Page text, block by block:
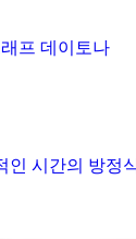
프 데이토나
인 시간의 방정